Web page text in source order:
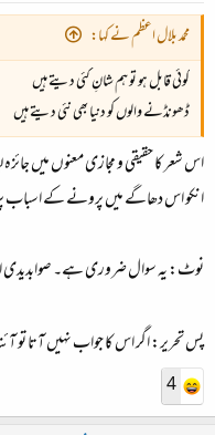
محمد بلال اعظم نے کہا:
کوئی قابل ہو تو ہم شانِ کئی دیتے ہیں
ڈھونڈنے والوں کو دنیا بھی نئی دیتے ہیں
اس شعر کا حقیقی و مجازی معنوں میں
انکو اس دھاگے میں پرونے کے اسباب
نوٹ: یہ سوال ضروری ہے۔ صوابدیدی
پس تحریر: اگر اس کا جواب نہیں آتا
4